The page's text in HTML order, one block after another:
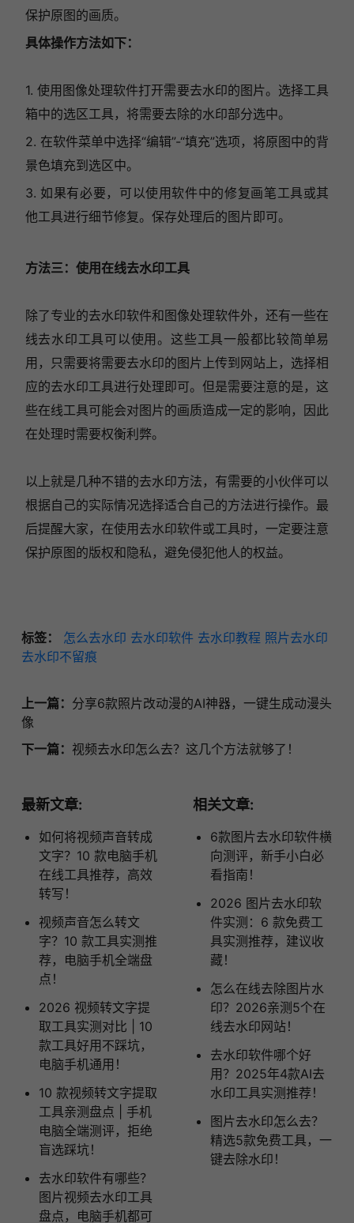
保护原图的画质。
具体操作方法如下：
1. 使用图像处理软件打开需要去水印的图片。选择工具
箱中的选区工具，将需要去除的水印部分选中。
2. 在软件菜单中选择“编辑”-“填充”选项，将原图中的背
景色填充到选区中。
3. 如果有必要，可以使用软件中的修复画笔工具或其
他工具进行细节修复。保存处理后的图片即可。
方法三：使用在线去水印工具
除了专业的去水印软件和图像处理软件外，还有一些在
线去水印工具可以使用。这些工具一般都比较简单易
用，只需要将需要去水印的图片上传到网站上，选择相
应的去水印工具进行处理即可。但是需要注意的是，这
些在线工具可能会对图片的画质造成一定的影响，因此
在处理时需要权衡利弊。
以上就是几种不错的去水印方法，有需要的小伙伴可以
根据自己的实际情况选择适合自己的方法进行操作。最
后提醒大家，在使用去水印软件或工具时，一定要注意
保护原图的版权和隐私，避免侵犯他人的权益。
标签： 怎么去水印 去水印软件 去水印教程 照片去水印
去水印不留痕
上一篇： 分享6款照片改动漫的AI神器，一键生成动漫头
像
下一篇： 视频去水印怎么去？这几个方法就够了！
最新文章:
如何将视频声音转成
文字？10 款电脑手机
在线工具推荐，高效
转写！
视频声音怎么转文
字？10 款工具实测推
荐，电脑手机全端盘
点！
2026 视频转文字提
取工具实测对比 | 10
款工具好用不踩坑，
电脑手机通用！
10 款视频转文字提取
工具亲测盘点 | 手机
电脑全端测评，拒绝
盲选踩坑！
去水印软件有哪些？
图片视频去水印工具
盘点，电脑手机都可
相关文章:
6款图片去水印软件横
向测评，新手小白必
看指南！
2026 图片去水印软
件实测：6 款免费工
具实测推荐，建议收
藏！
怎么在线去除图片水
印？2026亲测5个在
线去水印网站！
去水印软件哪个好
用？2025年4款AI去
水印工具实测推荐！
图片去水印怎么去？
精选5款免费工具，一
键去除水印！